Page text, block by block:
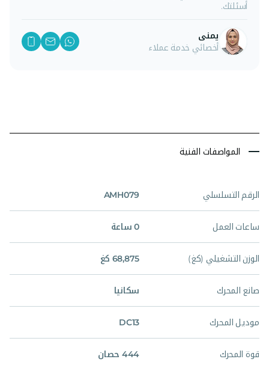
أسئلتك.
يمنى
أخصائي خدمة عملاء
المواصفات الفنية
الرقم التسلسلي AMH079
ساعات العمل 0 ساعة
الوزن التشغيلي (كغ) 68,875 كغ
صانع المحرك سكانيا
موديل المحرك DC13
قوة المحرك 444 حصان